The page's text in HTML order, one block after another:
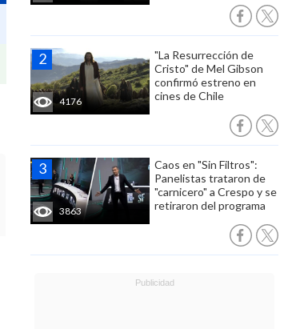
4176
"La Resurrección de
Cristo" de Mel Gibson
confirmó estreno en
cines de Chile
3863
Caos en "Sin Filtros":
Panelistas trataron de
"carnicero" a Crespo y se
retiraron del programa